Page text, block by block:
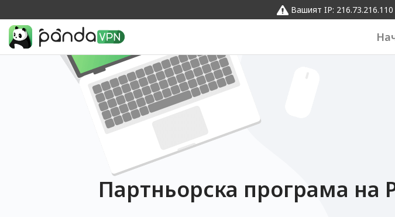
Вашият IP:
Партньорска програма на